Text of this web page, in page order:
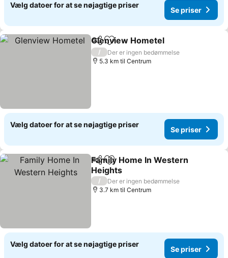
Vælg datoer for at se nøjagtige priser
Se priser
Del Føj til favoritter
Glenview Hometel
/
Der er ingen bedømmelse
5.3 km til Centrum
Vælg datoer for at se nøjagtige priser
Se priser
Del Føj til favoritter
Family Home In Western
Heights
/
Der er ingen bedømmelse
3.7 km til Centrum
Vælg datoer for at se nøjagtige priser
Se priser